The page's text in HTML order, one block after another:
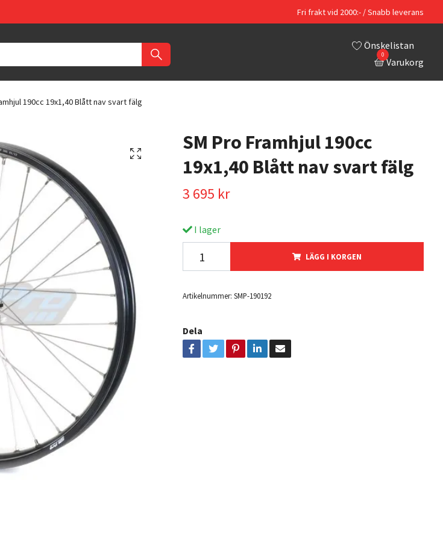
Fri frakt vid 2000:- / Snabb leverans
Önskelistan
0
Varukorg
190cc 19x1,40 Blått nav svart fälg
SM Pro Framhjul 190cc
19x1,40 Blått nav svart fälg
3 695 kr
I lager
LÄGG I KORGEN
Artikelnummer: SMP-190192
Dela